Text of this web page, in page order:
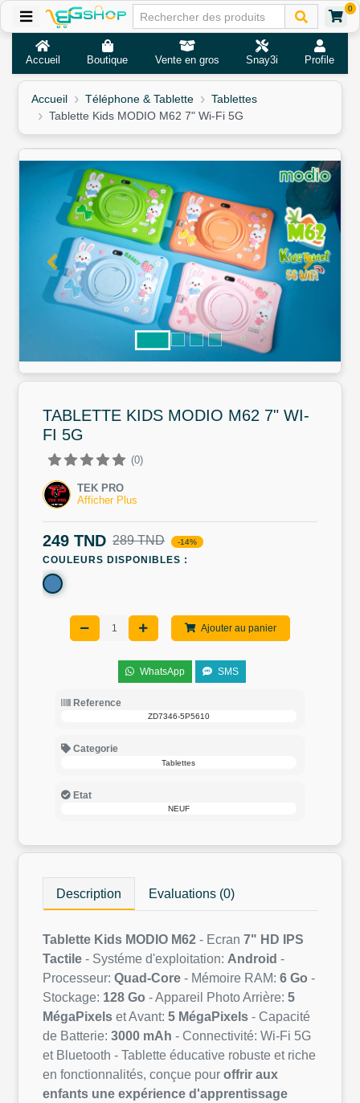
0
Accueil Boutique Vente en gros Snay3i Profile
Accueil Téléphone & Tablette
Tablettes
Tablette Kids MODIO M62 7" Wi-Fi 5G
TABLETTE KIDS MODIO M62 7" WI-
FI 5G
(0)
TEK PRO
Afficher Plus
249 TND 289 TND -14%
COULEURS DISPONIBLES :
Ajouter au panier
WhatsApp SMS
Reference
ZD7346-5P5610
Categorie
Tablettes
Etat
NEUF
Description Evaluations (0)
Tablette Kids MODIO M62 - Ecran 7" HD IPS
Tactile - Systéme d'exploitation: Android -
Processeur: Quad-Core - Mémoire RAM: 6 Go -
Stockage: 128 Go - Appareil Photo Arrière: 5
MégaPixels et Avant: 5 MégaPixels - Capacité
de Batterie: 3000 mAh - Connectivité: Wi-Fi 5G
et Bluetooth - Tablette éducative robuste et riche
en fonctionnalités, conçue pour offrir aux
enfants une expérience d'apprentissage